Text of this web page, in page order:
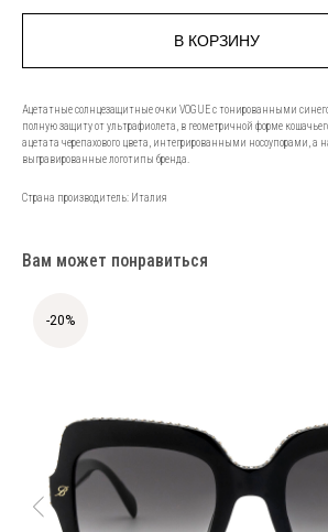
В КОРЗИНУ
Ацетатные солнцезащитные очки VOGUE с тонированными
полную защиту от ультрафиолета, в геометричной форме
ацетата черепахового цвета, интегрированными носоупорами, а
выгравированные логотипы бренда.
Страна производитель: Италия
Вам может понравиться
-20%